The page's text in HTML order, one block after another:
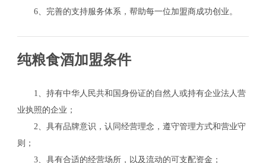
6、完善的支持服务体系，帮助每一位加盟商成功创业。
纯粮食酒加盟条件
1、持有中华人民共和国身份证的自然人或持有企业法人营
业执照的企业；
2、具有品牌意识，认同经营理念，遵守管理方式和营业守
则；
3、具有合适的经营场所，以及流动的可支配资金；